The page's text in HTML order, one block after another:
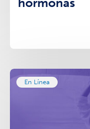
En Línea